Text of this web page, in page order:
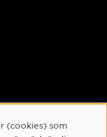
(cookies) som